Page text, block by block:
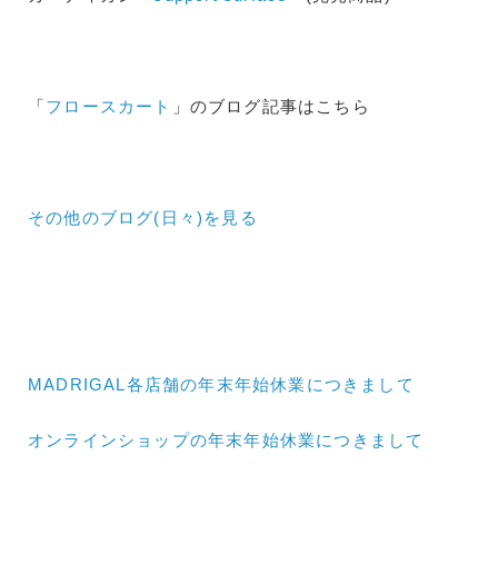
「フロースカート 」のブログ記事はこちら
その他のブログ(日々) を見る
MADRIGAL各店舗の年末年始休業につきまして
オンラインショップの年末年始休業につきまして